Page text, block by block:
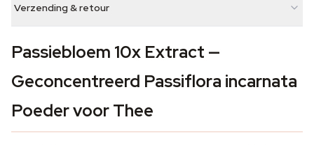
Verzending & retour
Passiebloem 10x Extract —
Geconcentreerd Passiflora incarnata
Poeder voor Thee